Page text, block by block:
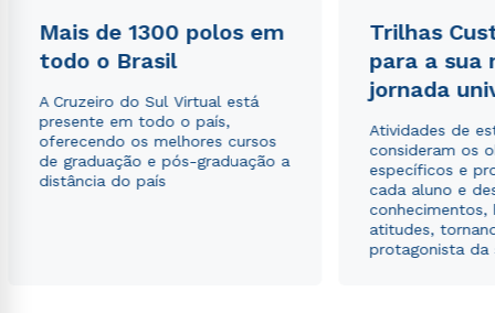
Mais de 1300 polos em
todo o Brasil
A Cruzeiro do Sul Virtual está
presente em todo o país,
oferecendo os melhores cursos
de graduação e pós-graduação a
distância do país
Trilhas
para a sua
jornada
Atividades de
consideram os
específicos e
cada aluno e
conhecimentos,
atitudes,
protagonista da